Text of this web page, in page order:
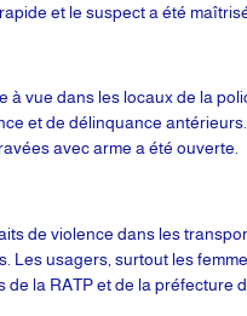
et le suspect a été
à vue dans les locaux de la
et de délinquance
avec arme a été ouverte.
de violence dans les
Les usagers, surtout les
la RATP et de la préfecture